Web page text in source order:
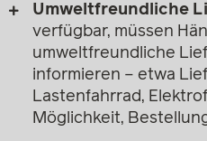
Umweltfreundliche
verfügbar, müssen
umweltfreundliche
informieren – etwa
Lastenfahrrad,
Möglichkeit,